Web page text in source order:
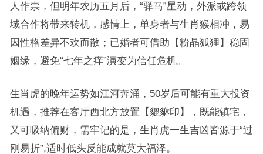
人作祟，但明年农历五月后，“驿马”星动，外派或跨领
域合作将带来转机，感情上，单身者与生肖猴相冲，易
因性格差异不欢而散；已婚者可借助【粉晶狐狸】稳固
姻缘，避免“七年之痒”演变为信任危机。
生肖虎的晚年运势如江河奔涌，50岁后可能有重大投资
机遇，推荐在客厅西北方放置【貔貅印】，既能镇宅，
又可吸纳偏财，需牢记的是，生肖虎一生吉凶皆源于“过
刚易折”,适时低头反能成就莫大福泽。